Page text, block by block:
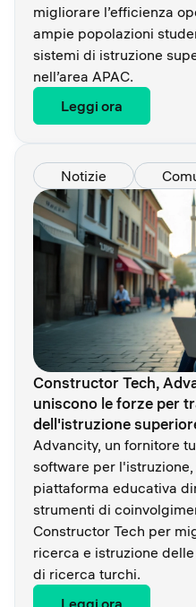
migliorare l’efficienza
ampie popolazioni
sistemi di istruzione
nell’area APAC.
Leggi ora
Notizie
Constructor Tech,
uniscono le forze per
dell'istruzione
Advancity, un fornitore
software per
piattaforma educativa
strumenti di
Constructor Tech per
ricerca e istruzione
di ricerca turchi.